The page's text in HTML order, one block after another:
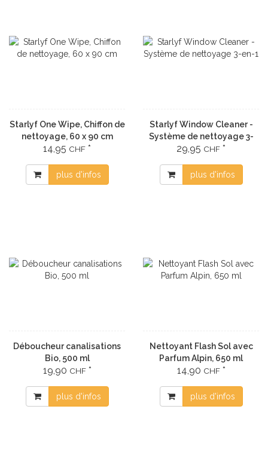
Starlyf One Wipe, Chiffon de
nettoyage, 60 x 90 cm
14,95 CHF *
plus d'infos
Starlyf Window Cleaner -
Système de nettoyage 3-
en-1
29,95 CHF *
plus d'infos
Déboucheur canalisations
Bio, 500 ml
19,90 CHF*
plus d'infos
Nettoyant Flash Sol avec
Parfum Alpin, 650 ml
14,90 CHF*
plus d'infos